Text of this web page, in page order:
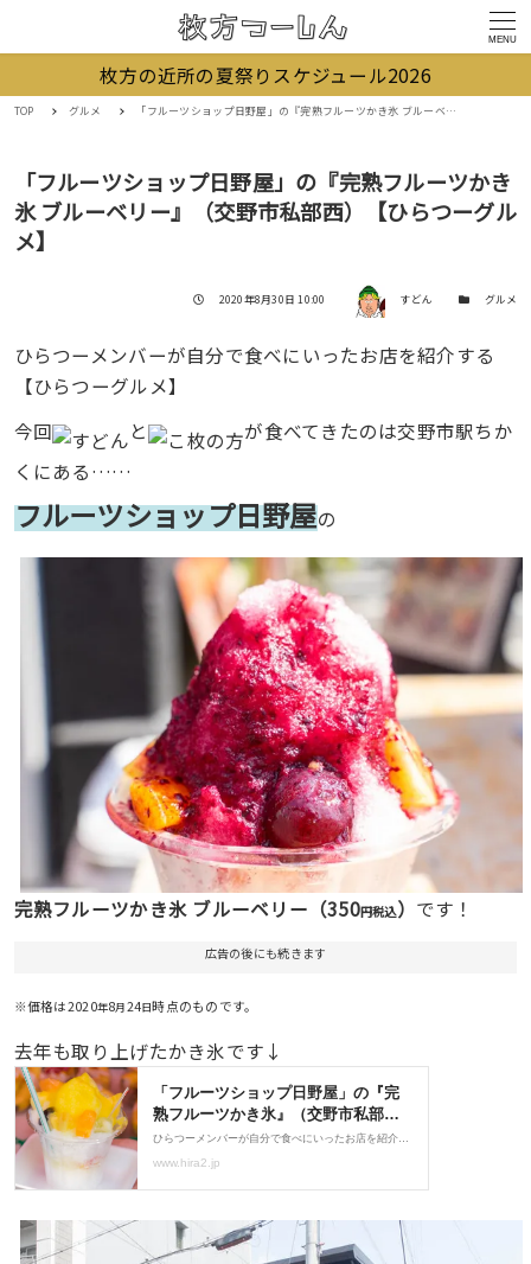
MENU
枚方の近所の夏祭りスケジュール2026
TOP グルメ 「フルーツショップ日野屋」の『完熟フルーツかき氷 ブルーベリー』（交野市私部西）【ひらつーグルメ】
「フルーツショップ日野屋」の『完熟フルーツかき
氷 ブルーベリー』（交野市私部西）【ひらつーグル
メ】
投稿日
2020年8月30日 10:00 著者 すどん カテゴリー
グルメ
ひらつーメンバーが自分で食べにいったお店を紹介する
【ひらつーグルメ】
今回
と
が食べてきたのは交野市駅ちか
くにある……
フルーツショップ日野屋の
完熟フルーツかき氷 ブルーベリー（350円税込） です！
広告の後にも続きます
※価格は2020年8月24日時点のものです。
去年も取り上げたかき氷です↓